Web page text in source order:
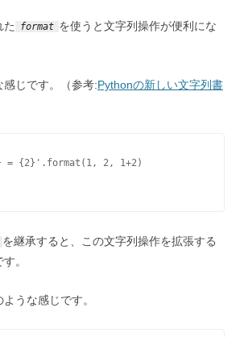
た format を使うと文字列操作が便利にな
じです。（参考:Pythonの新しい文字列書
= {2}'.format(1, 2, 1+2)
を継承すると、この文字列操作を拡張する
。
うな感じです。